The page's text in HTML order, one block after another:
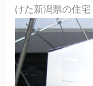
けた新潟県の住